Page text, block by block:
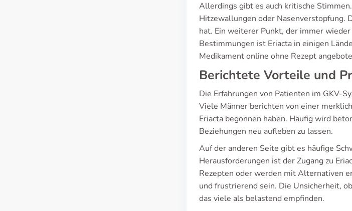
Allerdings gibt es auch kritische
Hitzewallungen oder Nasenverstopfung.
hat. Ein weiterer Punkt, der immer
Bestimmungen ist Eriacta in einigen
Medikament online ohne Rezept
Berichtete Vorteile und
Die Erfahrungen von Patienten im GKV-
Viele Männer berichten von einer
Eriacta begonnen haben. Häufig wird
Beziehungen neu aufleben zu lassen.
Auf der anderen Seite gibt es häufige
Herausforderungen ist der Zugang zu
Rezepten oder werden mit Alternativen
und frustrierend sein. Die Unsicherheit,
das viele als belastend empfinden.